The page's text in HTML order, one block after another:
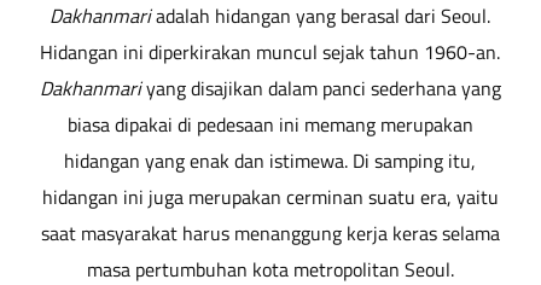
Dakhanmariadalah hidangan yang berasal dari Seoul.
Hidangan ini diperkirakan muncul sejak tahun 1960-an.
Dakhanmariyang disajikan dalam panci sederhana yang
biasa dipakai di pedesaan ini memang merupakan
hidangan yang enak dan istimewa. Di samping itu,
hidangan ini juga merupakan cerminan suatu era, yaitu
saat masyarakat harus menanggung kerja keras selama
masa pertumbuhan kota metropolitan Seoul.